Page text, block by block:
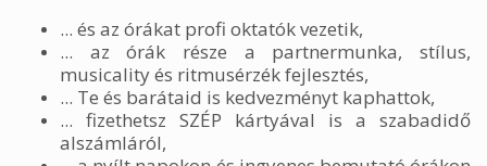
... és az órákat profi oktatók vezetik,
... az órák része a partnermunka, stílus,
musicality és ritmusérzék fejlesztés,
... Te és barátaid is kedvezményt kaphattok,
... fizethetsz SZÉP kártyával is a szabadidő
alszámláról,